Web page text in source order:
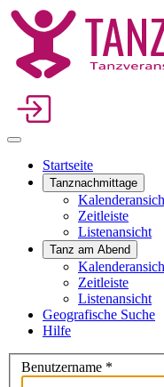
Startseite
Tanznachmittage
Zeitleiste
Listenansicht
Tanz am Abend
Zeitleiste
Listenansicht
Geografische Suche
Hilfe
Benutzername *